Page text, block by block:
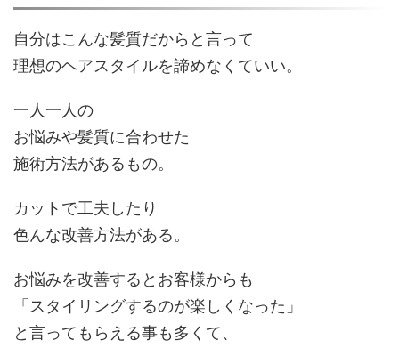
自分はこんな髪質だからと言って
理想のヘアスタイルを諦めなくていい。
一人一人の
お悩みや髪質に合わせた
施術方法があるもの。
カットで工夫したり
色んな改善方法がある。
お悩みを改善するとお客様からも
「スタイリングするのが楽しくなった」
と言ってもらえる事も多くて、